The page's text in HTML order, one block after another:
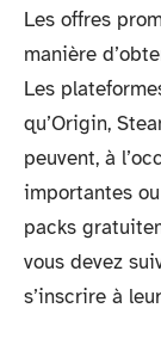
Les offres
manière
Les
qu’Origin,
peuvent, à
importantes
packs
vous devez
s’inscrire à